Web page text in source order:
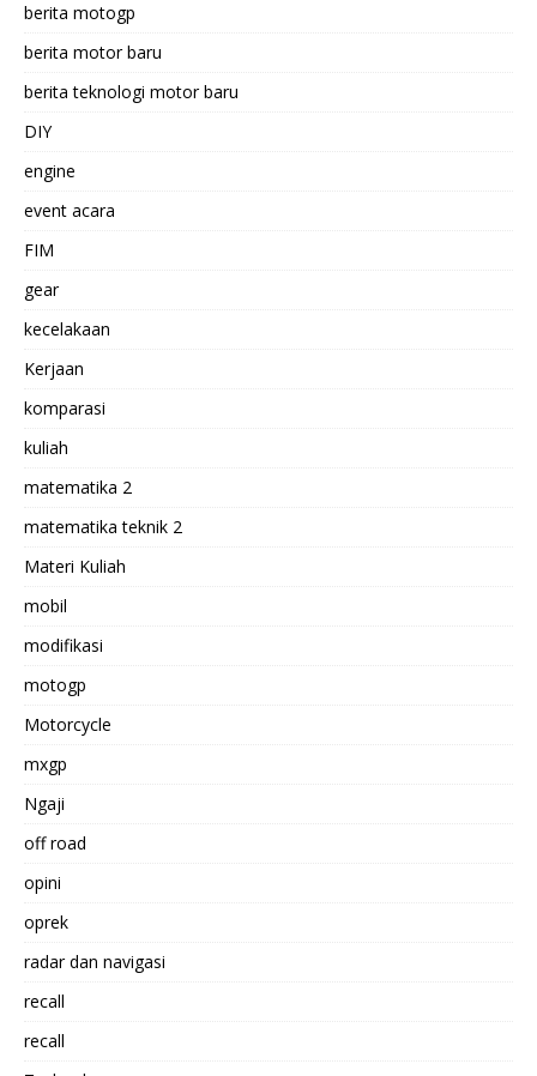
berita motogp
berita motor baru
berita teknologi motor baru
DIY
engine
event acara
FIM
gear
kecelakaan
Kerjaan
komparasi
kuliah
matematika 2
matematika teknik 2
Materi Kuliah
mobil
modifikasi
motogp
Motorcycle
mxgp
Ngaji
off road
opini
oprek
radar dan navigasi
recall
recall